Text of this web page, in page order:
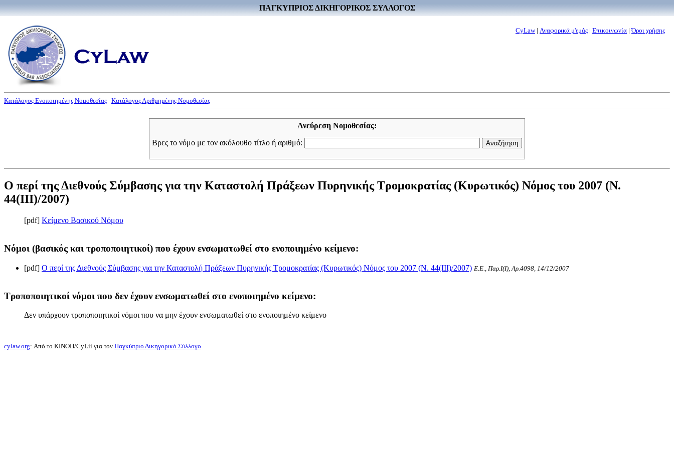
ΠΑΓΚΥΠΡΙΟΣ ΔΙΚΗΓΟΡΙΚΟΣ ΣΥΛΛΟΓΟΣ
CyLaw| Αναφορικά μ'εμάς | Επικοινωνία |Όροι χρήσης
Κατάλογος Ενοποιημένης Νομοθεσίας Κατάλογος Αριθμημένης Νομοθεσίας
Ανεύρεση Νομοθεσίας:
Βρες το νόμο με τον ακόλουθο τίτλο ή αριθμό:
Ο περί της Διεθνούς Σύμβασης για την Καταστολή Πράξεων Πυρηνικής Τρομοκρατίας (Κυρωτικός) Νόμος του 2007 (Ν.
44(III)/2007)
[pdf] Κείμενο Βασικού Νόμου
Νόμοι (βασικός και τροποποιητικοί) που έχουν ενσωματωθεί στο ενοποιημένο κείμενο:
[pdf] Ο περί της Διεθνούς Σύμβασης για την Καταστολή Πράξεων Πυρηνικής Τρομοκρατίας (Κυρωτικός) Νόμος του 2007 (Ν. 44(III)/2007) Ε.Ε., Παρ.Ι(I), Αρ.4098, 14/12/2007
Τροποποιητικοί νόμοι που δεν έχουν ενσωματωθεί στο ενοποιημένο κείμενο:
Δεν υπάρχουν τροποποιητικοί νόμοι που να μην έχουν ενσωματωθεί στο ενοποιημένο κείμενο
cylaw.org: Από το ΚΙΝOΠ/CyLii για τον Παγκύπριο Δικηγορικό Σύλλογο